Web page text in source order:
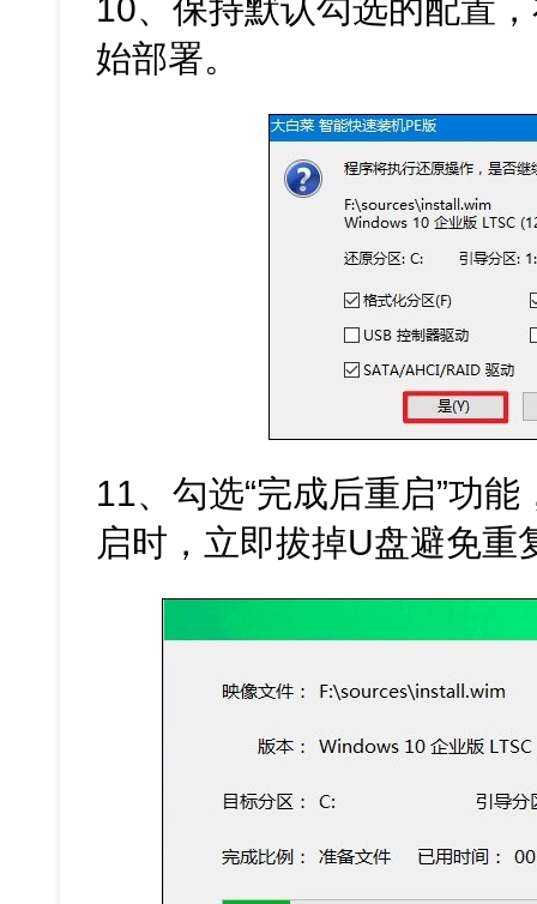
10、保持默认勾选的配置
始部署。
11、勾选“完成后重启”功
启时，立即拔掉U盘避免重